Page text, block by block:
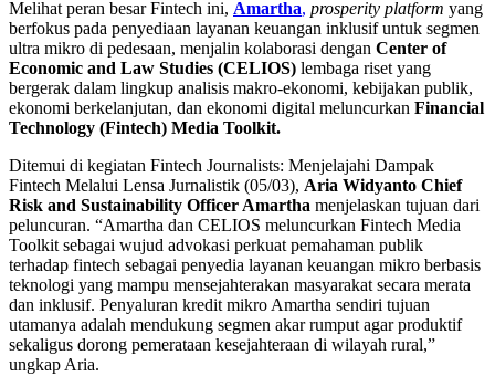
Melihat peran besar Fintech ini, Amartha, prosperity platform yang
berfokus pada penyediaan layanan keuangan inklusif untuk segmen
ultra mikro di pedesaan, menjalin kolaborasi dengan Center of
Economic and Law Studies (CELIOS) lembaga riset yang
bergerak dalam lingkup analisis makro-ekonomi, kebijakan publik,
ekonomi berkelanjutan, dan ekonomi digital meluncurkan Financial
Technology (Fintech) Media Toolkit.
Ditemui di kegiatan Fintech Journalists: Menjelajahi Dampak
Fintech Melalui Lensa Jurnalistik (05/03), Aria Widyanto Chief
Risk and Sustainability Officer Amartha menjelaskan tujuan dari
peluncuran. “Amartha dan CELIOS meluncurkan Fintech Media
Toolkit sebagai wujud advokasi perkuat pemahaman publik
terhadap fintech sebagai penyedia layanan keuangan mikro berbasis
teknologi yang mampu mensejahterakan masyarakat secara merata
dan inklusif. Penyaluran kredit mikro Amartha sendiri tujuan
utamanya adalah mendukung segmen akar rumput agar produktif
sekaligus dorong pemerataan kesejahteraan di wilayah rural,”
ungkap Aria.